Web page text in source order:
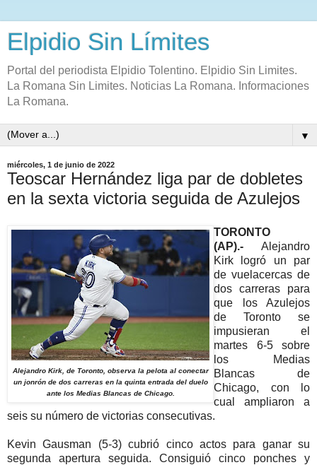
Elpidio Sin Límites
Portal del periodista Elpidio Tolentino. Elpidio Sin Limites.
La Romana Sin Limites. Noticias La Romana. Informaciones
La Romana.
▼
miércoles, 1 de junio de 2022
Teoscar Hernández liga par de dobletes
en la sexta victoria seguida de Azulejos
Alejandro Kirk, de Toronto, observa la pelota al conectar
un jonrón de dos carreras en la quinta entrada del duelo
ante los Medias Blancas de Chicago.
TORONTO
(AP).- Alejandro
Kirk logró un par
de vuelacercas de
dos carreras para
que los Azulejos
de Toronto se
impusieran el
martes 6-5 sobre
los Medias
Blancas de
Chicago, con lo
cual ampliaron a
seis su número de victorias consecutivas.
Kevin Gausman (5-3) cubrió cinco actos para ganar su
segunda apertura seguida. Consiguió cinco ponches y